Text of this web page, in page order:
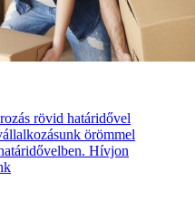
rövid határidővel
örömmel
Hívjon